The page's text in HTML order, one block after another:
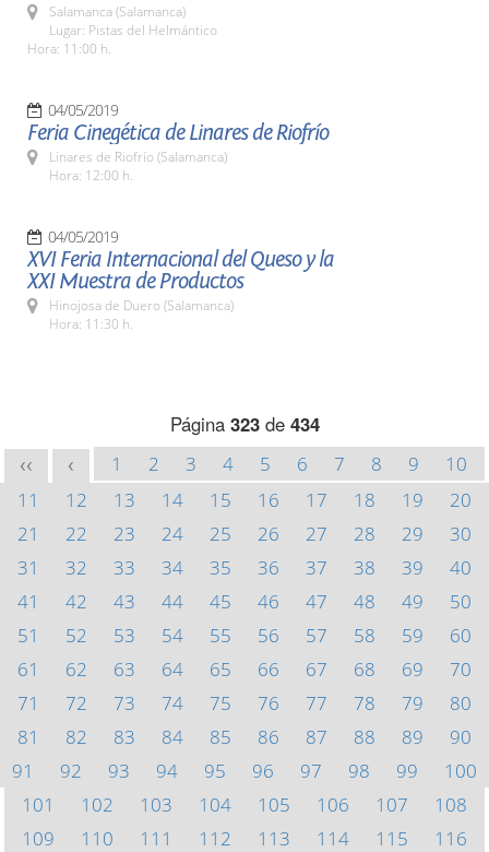
Salamanca (Salamanca)
Lugar: Pistas del Helmántico
Hora: 11:00 h.
04/05/2019
Feria Cinegética de Linares de Riofrío
Linares de Riofrío (Salamanca)
Hora: 12:00 h.
04/05/2019
XVI Feria Internacional del Queso y la
XXI Muestra de Productos
Hinojosa de Duero (Salamanca)
Hora: 11:30 h.
Página 323de 434
<< < 1 2 3 4 5 6 7 8 9
10
11
12 13 14 15 16 17 18 19
20
21
22 23 24 25 26 27 28 29
30
31
32 33 34 35 36 37 38 39
40
41
42 43 44 45 46 47 48 49
50
51
52 53 54 55 56 57 58 59
60
61
62 63 64 65 66 67 68 69
70
71
72 73 74 75 76 77 78 79
80
81
82 83 84 85 86 87 88 89
90
91
92 93 94 95 96 97 98 99
100
101
102 103 104 105 106 107
108
109
110 111 112 113 114 115
116